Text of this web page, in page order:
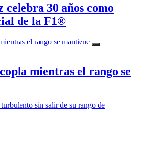
celebra 30 años como
de la F1®
mientras el rango se